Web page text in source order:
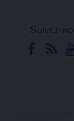
Suivez-
Pour un